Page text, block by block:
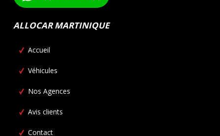
ALLOCAR MARTINIQUE
Accueil
Véhicules
Nos Agences
Avis clients
Contact